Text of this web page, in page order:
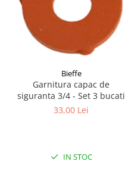
Bieffe
Garnitura capac de
siguranta 3/4 - Set 3 bucati
33,00 Lei
IN STOC